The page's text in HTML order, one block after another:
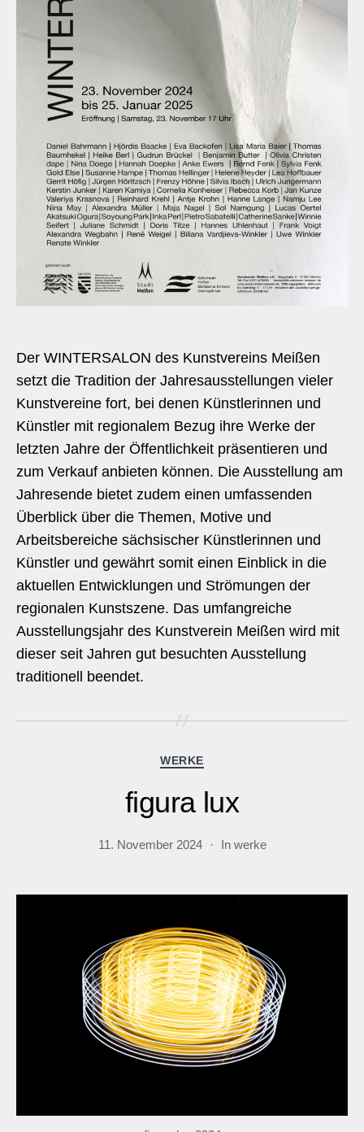
Der WINTERSALON des Kunstvereins Meißen
setzt die Tradition der Jahresausstellungen vieler
Kunstvereine fort, bei denen Künstlerinnen und
Künstler mit regionalem Bezug ihre Werke der
letzten Jahre der Öffentlichkeit präsentieren und
zum Verkauf anbieten können. Die Ausstellung am
Jahresende bietet zudem einen umfassenden
Überblick über die Themen, Motive und
Arbeitsbereiche sächsischer Künstlerinnen und
Künstler und gewährt somit einen Einblick in die
aktuellen Entwicklungen und Strömungen der
regionalen Kunstszene. Das umfangreiche
Ausstellungsjahr des Kunstverein Meißen wird mit
dieser seit Jahren gut besuchten Ausstellung
traditionell beendet.
Kategorien
WERKE
figura lux
11. November 2024 In werke